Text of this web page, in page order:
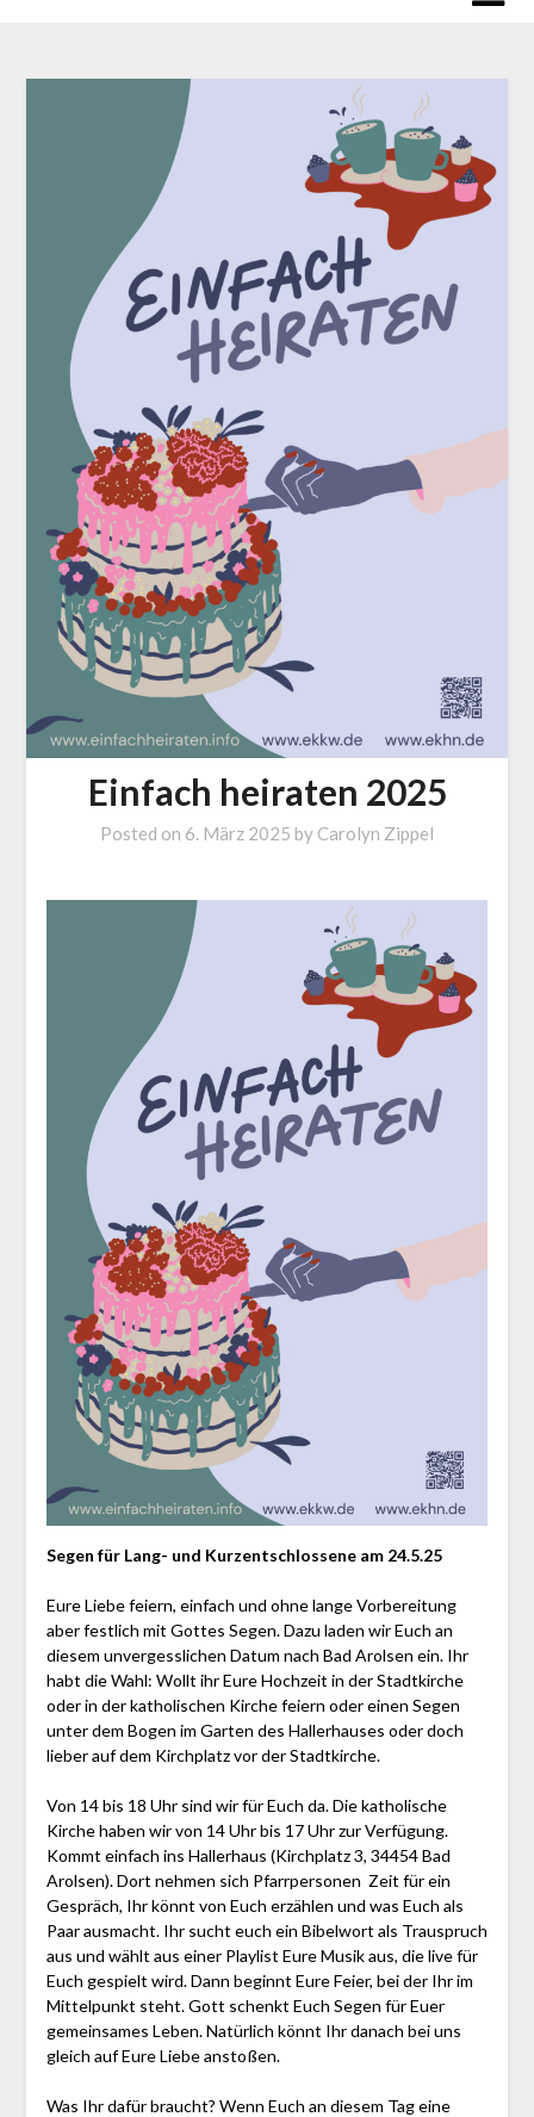
Einfach heiraten 2025
Posted on 6. März 2025 by Carolyn Zippel
Segen für Lang- und Kurzentschlossene am 24.5.25
Eure Liebe feiern, einfach und ohne lange Vorbereitung
aber festlich mit Gottes Segen. Dazu laden wir Euch an
diesem unvergesslichen Datum nach Bad Arolsen ein. Ihr
habt die Wahl: Wollt ihr Eure Hochzeit in der Stadtkirche
oder in der katholischen Kirche feiern oder einen Segen
unter dem Bogen im Garten des Hallerhauses oder doch
lieber auf dem Kirchplatz vor der Stadtkirche.
Von 14 bis 18 Uhr sind wir für Euch da. Die katholische
Kirche haben wir von 14 Uhr bis 17 Uhr zur Verfügung.
Kommt einfach ins Hallerhaus (Kirchplatz 3, 34454 Bad
Arolsen). Dort nehmen sich Pfarrpersonen Zeit für ein
Gespräch, Ihr könnt von Euch erzählen und was Euch als
Paar ausmacht. Ihr sucht euch ein Bibelwort als Trauspruch
aus und wählt aus einer Playlist Eure Musik aus, die live für
Euch gespielt wird. Dann beginnt Eure Feier, bei der Ihr im
Mittelpunkt steht. Gott schenkt Euch Segen für Euer
gemeinsames Leben. Natürlich könnt Ihr danach bei uns
gleich auf Eure Liebe anstoßen.
Was Ihr dafür braucht? Wenn Euch an diesem Tag eine